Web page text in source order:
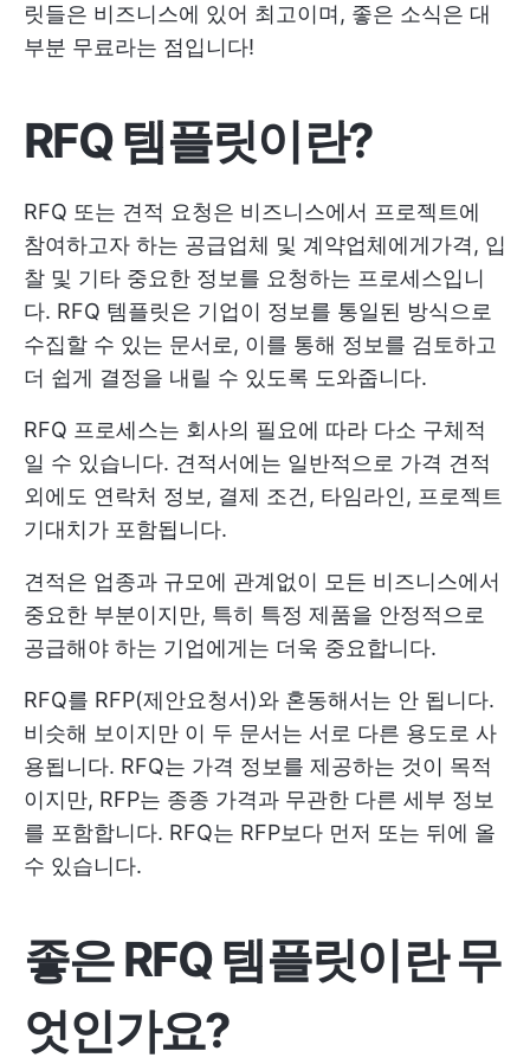
릿들은 비즈니스에 있어 최고이며, 좋은 소식은 대
부분 무료라는 점입니다!
RFQ 템플릿이란?
RFQ 또는 견적 요청은 비즈니스에서 프로젝트에
참여하고자 하는 공급업체 및 계약업체에게가격, 입
찰 및 기타 중요한 정보를 요청하는 프로세스입니
다. RFQ 템플릿은 기업이 정보를 통일된 방식으로
수집할 수 있는 문서로, 이를 통해 정보를 검토하고
더 쉽게 결정을 내릴 수 있도록 도와줍니다.
RFQ 프로세스는 회사의 필요에 따라 다소 구체적
일 수 있습니다. 견적서에는 일반적으로 가격 견적
외에도 연락처 정보, 결제 조건, 타임라인, 프로젝트
기대치가 포함됩니다.
견적은 업종과 규모에 관계없이 모든 비즈니스에서
중요한 부분이지만, 특히 특정 제품을 안정적으로
공급해야 하는 기업에게는 더욱 중요합니다.
RFQ를 RFP(제안요청서)와 혼동해서는 안 됩니다.
비슷해 보이지만 이 두 문서는 서로 다른 용도로 사
용됩니다. RFQ는 가격 정보를 제공하는 것이 목적
이지만, RFP는 종종 가격과 무관한 다른 세부 정보
를 포함합니다. RFQ는 RFP보다 먼저 또는 뒤에 올
수 있습니다.
좋은 RFQ 템플릿이란 무
엇인가요?